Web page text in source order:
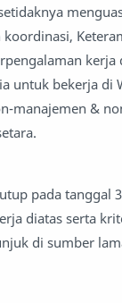
koordinasi,
untuk bekerja di
manajemen &
pada tanggal
diatas serta
di sumber